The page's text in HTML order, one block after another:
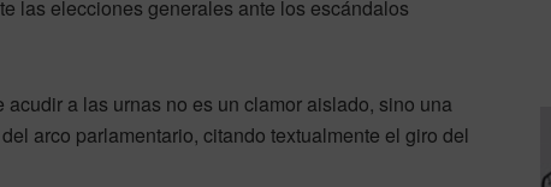
las elecciones generales ante los escándalos
a las urnas no es un clamor aislado, sino una
arco parlamentario, citando textualmente el giro del